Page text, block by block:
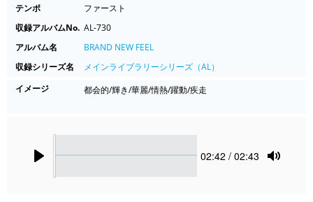
テンポ
ファースト
収録アルバムNo. AL-730
アルバム名
BRAND NEW FEEL
収録シリーズ名
メインライブラリーシリーズ（AL）
イメージ
都会的/輝き/華麗/情熱/躍動/疾走
Current
02:42 / 02:43